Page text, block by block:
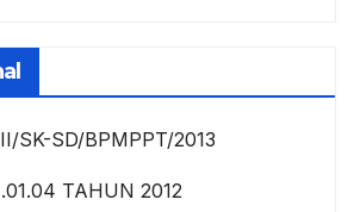
SK-SD/BPMPPT/2013
TAHUN 2012